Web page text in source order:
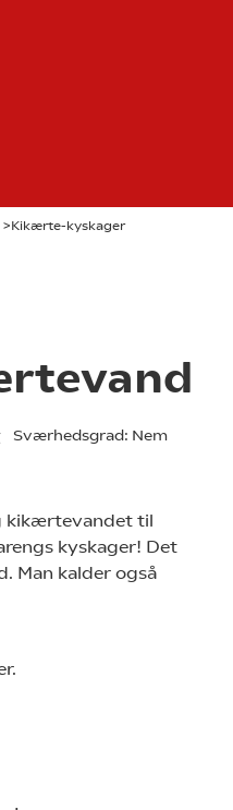
>Kikærte-kyskager
Sværhedsgrad: Nem
kikærtevandet til
kyskager! Det
Man kalder også